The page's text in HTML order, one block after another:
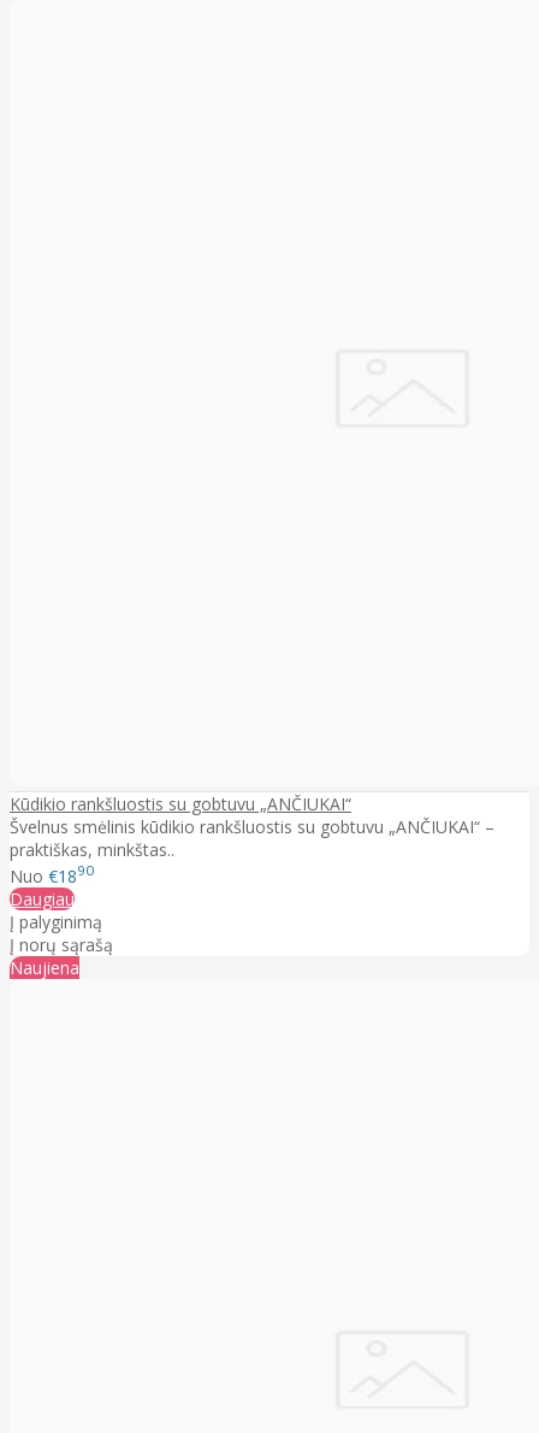
Kūdikio rankšluostis su gobtuvu „ANČIUKAI“
Švelnus smėlinis kūdikio rankšluostis su gobtuvu „ANČIUKAI“ –
praktiškas, minkštas..
Nuo €1890
Daugiau
Į palyginimą
Į norų sąrašą
Naujiena